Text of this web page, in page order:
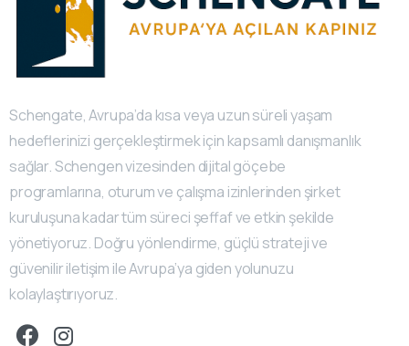
Schengate, Avrupa’da kısa veya uzun süreli yaşam
hedeflerinizi gerçekleştirmek için kapsamlı danışmanlık
sağlar. Schengen vizesinden dijital göçebe
programlarına, oturum ve çalışma izinlerinden şirket
kuruluşuna kadar tüm süreci şeffaf ve etkin şekilde
yönetiyoruz. Doğru yönlendirme, güçlü strateji ve
güvenilir iletişim ile Avrupa’ya giden yolunuzu
kolaylaştırıyoruz.